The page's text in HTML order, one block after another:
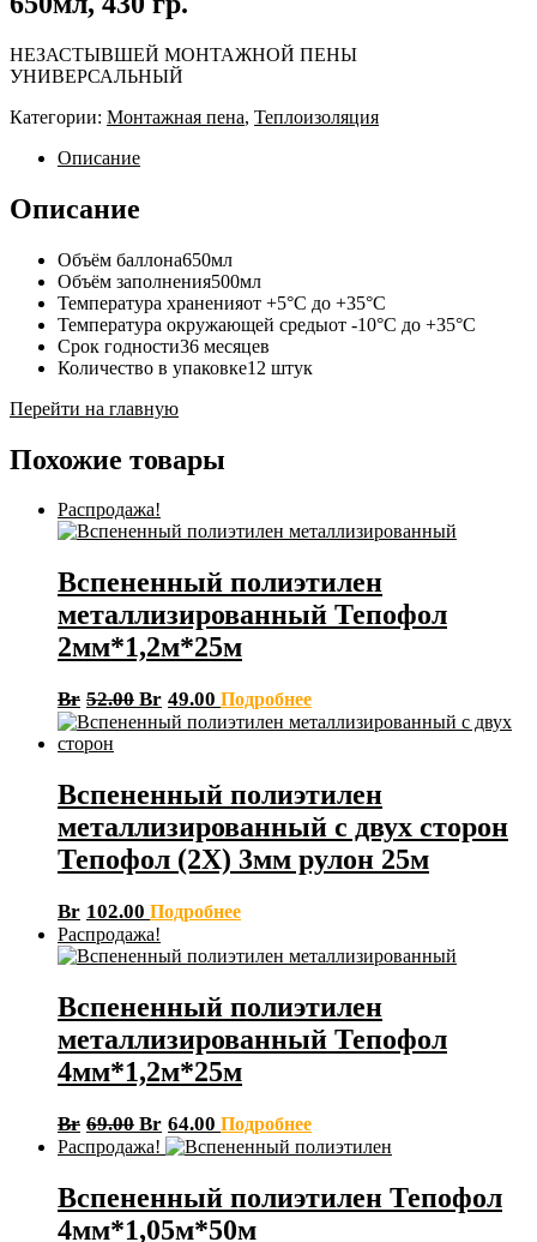
НЕЗАСТЫВШЕЙ МОНТАЖНОЙ ПЕНЫ
УНИВЕРСАЛЬНЫЙ
Категории: Монтажная пена, Теплоизоляция
Описание
Описание
Объём баллона650мл
Объём заполнения500мл
Температура храненияот +5°С до +35°С
Температура окружающей средыот -10°С до +35°С
Срок годности36 месяцев
Количество в упаковке12 штук
Перейти на главную
Похожие товары
Распродажа!
Вспененный полиэтилен
металлизированный Тепофол
2мм*1,2м*25м
Br 52.00 Br 49.00 Подробнее
Вспененный полиэтилен
металлизированный с двух сторон
Тепофол (2Х) 3мм рулон 25м
Br 102.00 Подробнее
Распродажа!
Вспененный полиэтилен
металлизированный Тепофол
4мм*1,2м*25м
Br 69.00 Br 64.00 Подробнее
Распродажа!
Вспененный полиэтилен Тепофол
4мм*1,05м*50м